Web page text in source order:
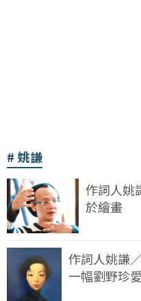
姚謙
作詞人姚
於繪畫
作詞人姚謙
一幅劉野珍